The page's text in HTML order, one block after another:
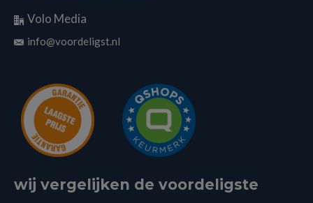
Volo Media
info@voordeligst.nl
wij vergelijken de voordeligste